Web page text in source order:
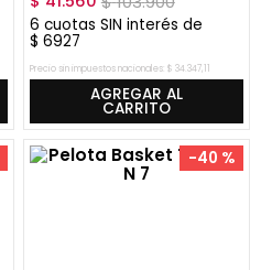
6 cuotas SIN interés de
$ 6927
Precio sin impuestos nacionales: $ 34.347,11
AGREGAR AL
CARRITO
-40 %